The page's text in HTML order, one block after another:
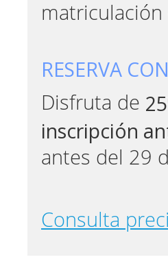
RESERVA
Disfruta de
inscripción
antes del 29
Consulta